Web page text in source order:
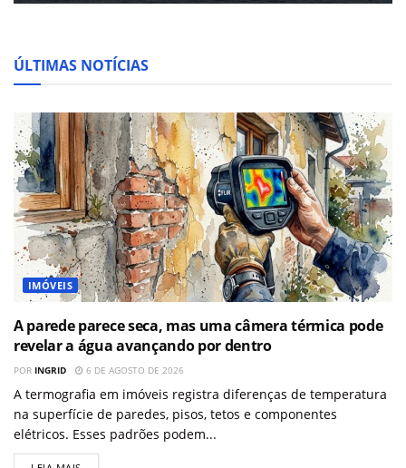
ÚLTIMAS NOTÍCIAS
IMÓVEIS
A parede parece seca, mas uma câmera térmica pode
revelar a água avançando por dentro
POR INGRID 6 DE AGOSTO DE 2026
A termografia em imóveis registra diferenças de temperatura
na superfície de paredes, pisos, tetos e componentes
elétricos. Esses padrões podem...